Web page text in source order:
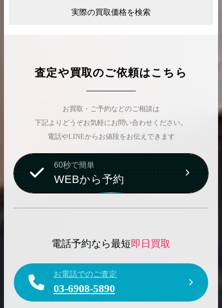
実際の買取価格を検索
査定や買取のご依頼はこちら
お買取・ご予約などのご相談は
下記よりどうぞお気軽にお問い合わせください。
電話やLINEからお値段をお伝えできます
60秒で簡単
WEBから予約
電話予約なら最短即日買取
お電話でのご査定
03-6908-5890